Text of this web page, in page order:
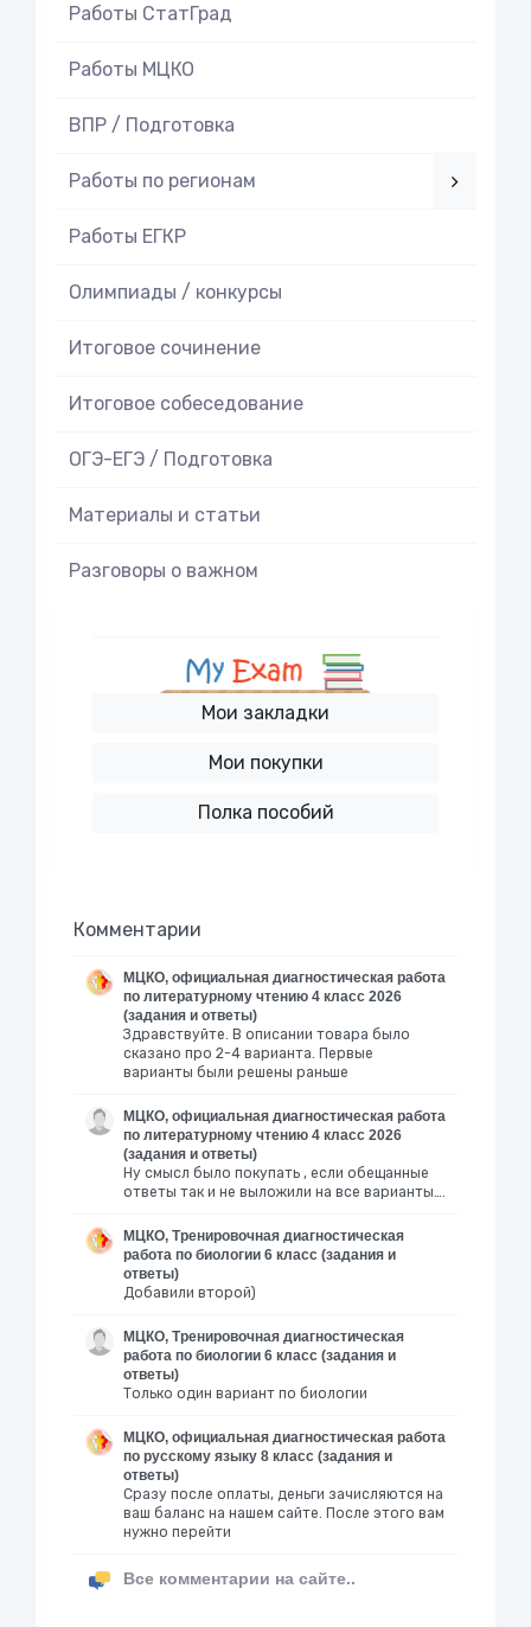
Работы СтатГрад
Работы МЦКО
ВПР / Подготовка
Работы по регионам
Работы ЕГКР
Олимпиады / конкурсы
Итоговое cочинение
Итоговое cобеседование
ОГЭ-ЕГЭ / Подготовка
Материалы и статьи
Разговоры о важном
Мои закладки
Мои покупки
Полка пособий
Комментарии
МЦКО, официальная диагностическая работа
по литературному чтению 4 класс 2026
(задания и ответы)
Здравствуйте. В описании товара было
сказано про 2-4 варианта. Первые
варианты были решены раньше
МЦКО, официальная диагностическая работа
по литературному чтению 4 класс 2026
(задания и ответы)
Ну смысл было покупать , если обещанные
ответы так и не выложили на все варианты….
МЦКО, Тренировочная диагностическая
работа по биологии 6 класс (задания и
ответы)
Добавили второй)
МЦКО, Тренировочная диагностическая
работа по биологии 6 класс (задания и
ответы)
Только один вариант по биологии
МЦКО, официальная диагностическая работа
по русскому языку 8 класс (задания и
ответы)
Сразу после оплаты, деньги зачисляются на
ваш баланс на нашем сайте. После этого вам
нужно перейти
Все комментарии на сайте..